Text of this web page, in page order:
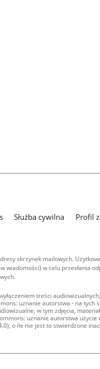
Służba cywilna Profil
skrzynek mailowych.
w celu przesłania
treści
uznanie autorstwa - na tych
w tym zdjęcia,
uznanie autorstwa użycie
o ile nie jest to stwierdzone